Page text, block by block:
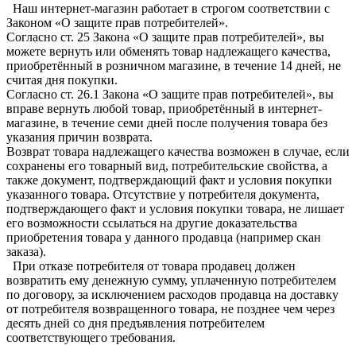
Наш интернет-магазин работает в строгом соответствии с
Законом «О защите прав потребителей».
Согласно ст. 25 Закона «О защите прав потребителей», вы
можете вернуть или обменять товар надлежащего качества,
приобретённый в розничном магазине, в течение 14 дней, не
считая дня покупки.
Согласно ст. 26.1 Закона «О защите прав потребителей», вы
вправе вернуть любой товар, приобретённый в интернет-
магазине, в течение семи дней после получения товара без
указания причин возврата.
Возврат товара надлежащего качества возможен в случае, если
сохранены его товарный вид, потребительские свойства, а
также документ, подтверждающий факт и условия покупки
указанного товара. Отсутствие у потребителя документа,
подтверждающего факт и условия покупки товара, не лишает
его возможности ссылаться на другие доказательства
приобретения товара у данного продавца (например скан
заказа).
При отказе потребителя от товара продавец должен
возвратить ему денежную сумму, уплаченную потребителем
по договору, за исключением расходов продавца на доставку
от потребителя возвращенного товара, не позднее чем через
десять дней со дня предъявления потребителем
соответствующего требования.